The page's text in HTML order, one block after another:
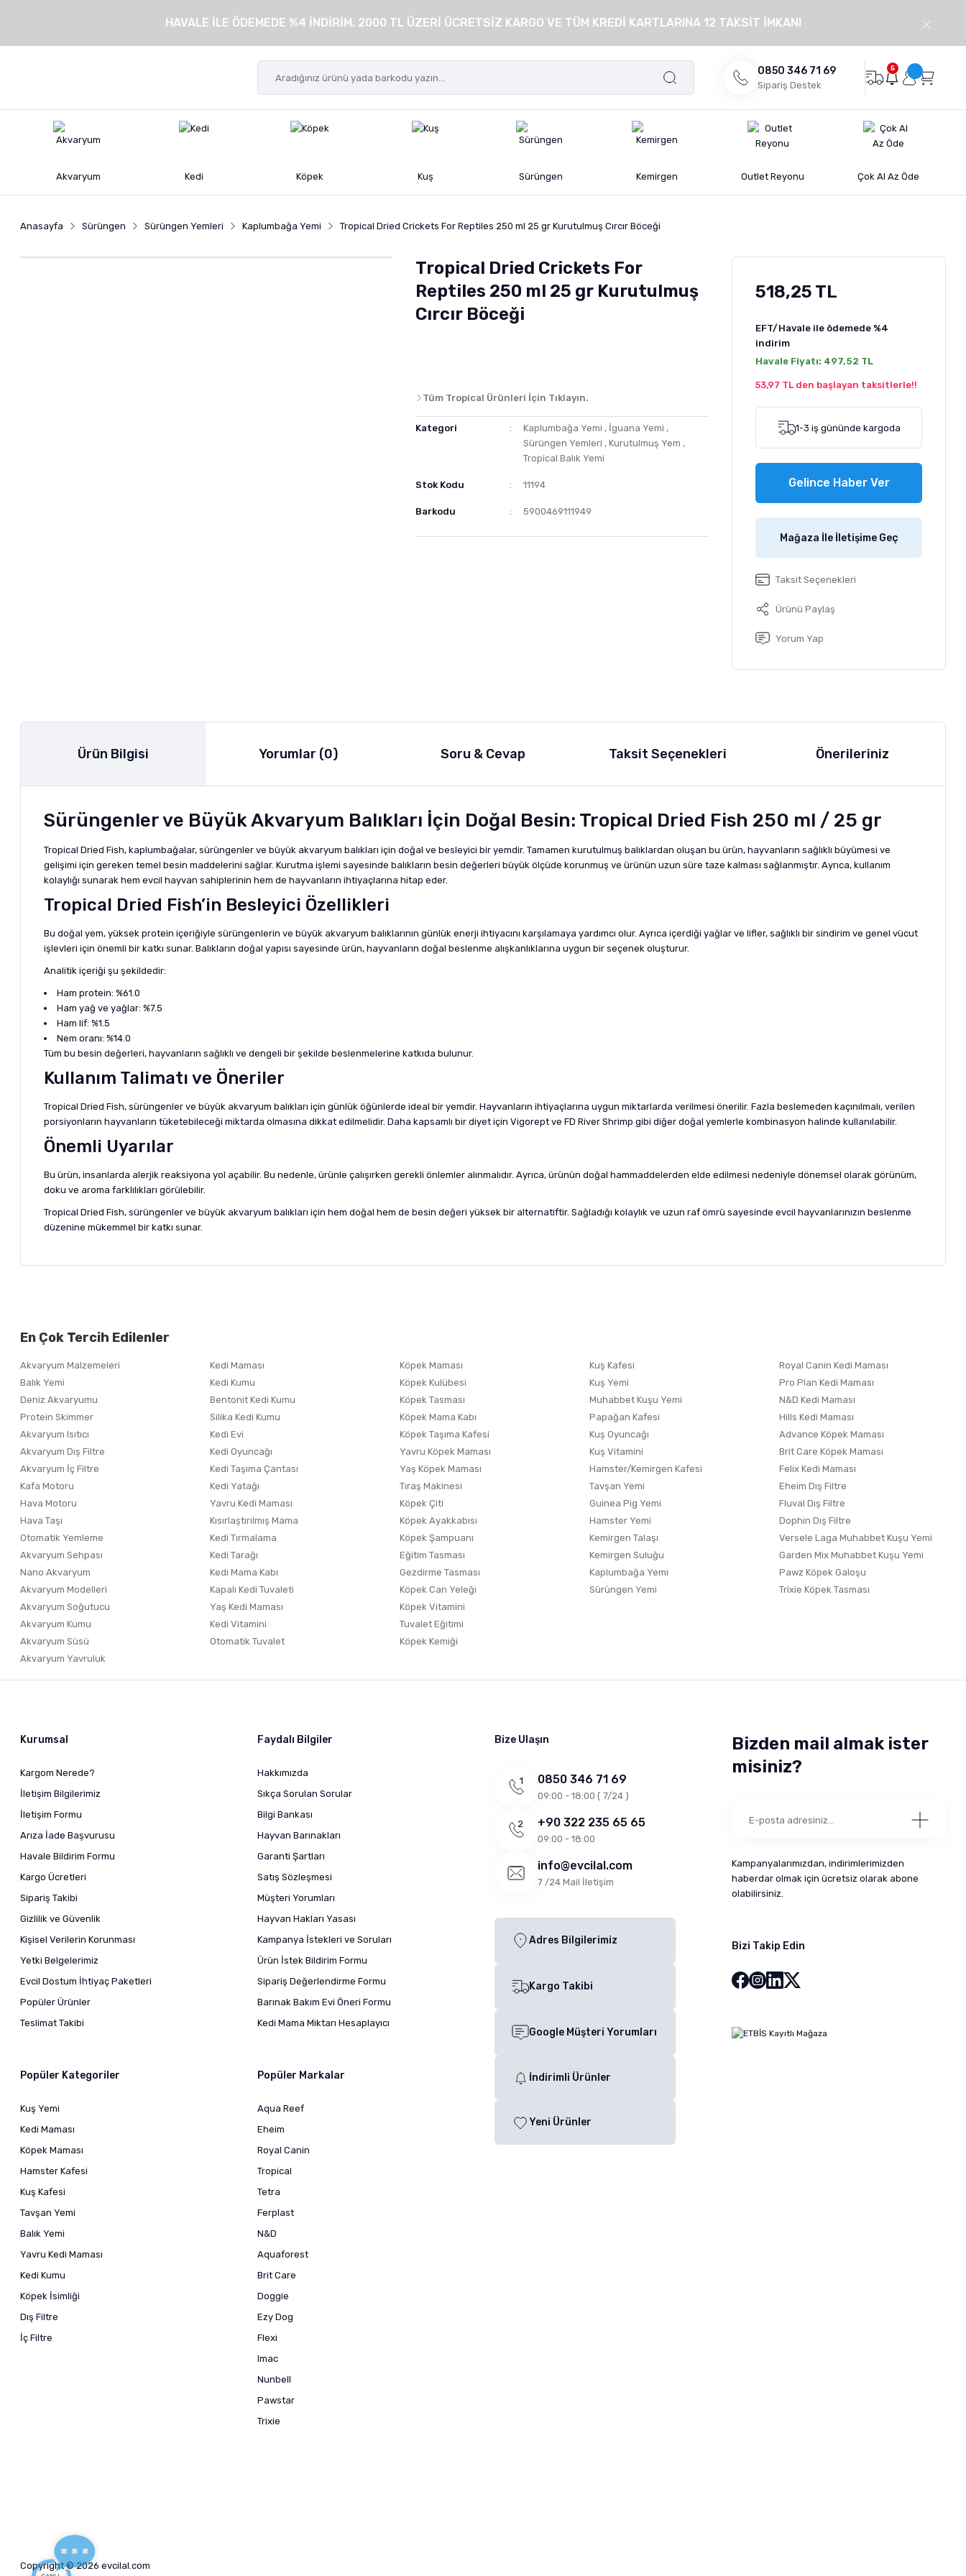
HAVALE İLE ÖDEMEDE %4 İNDİRİM, 2000 TL ÜZERİ ÜCRETSİZ KARGO VE TÜM KREDİ KARTLARINA 12 TAKSİT İMKANI
0850 346 71 69
Sipariş Destek
5
Akvaryum Kedi Köpek Kuş Sürüngen Kemirgen Outlet Reyonu Çok Al Az Öde
Anasayfa Sürüngen Sürüngen Yemleri Kaplumbağa Yemi Tropical Dried Crickets For Reptiles 250 ml 25 gr Kurutulmuş Cırcır Böceği
Tropical Dried Crickets For
Reptiles 250 ml 25 gr Kurutulmuş
Cırcır Böceği
Tüm Tropical Ürünleri İçin Tıklayın.
Kategori Kaplumbağa Yemi , İguana Yemi ,
Sürüngen Yemleri , Kurutulmuş Yem ,
Tropical Balık Yemi
Stok Kodu 11194
Barkodu 5900469111949
518,25 TL
EFT/Havale ile ödemede %4
indirim
Havale Fiyatı: 497,52 TL
53,97 TL den başlayan taksitlerle!!
1-3 iş gününde kargoda
Gelince Haber Ver
Mağaza İle İletişime Geç
Taksit Seçenekleri
Ürünü Paylaş
Yorum Yap
Ürün Bilgisi Yorumlar (0) Soru & Cevap Taksit Seçenekleri Önerileriniz
Sürüngenler ve Büyük Akvaryum Balıkları İçin Doğal Besin: Tropical Dried Fish 250 ml / 25 gr
Tropical Dried Fish, kaplumbağalar, sürüngenler ve büyük akvaryum balıkları için doğal ve besleyici bir yemdir. Tamamen kurutulmuş balıklardan oluşan bu ürün, hayvanların sağlıklı büyümesi ve
gelişimi için gereken temel besin maddelerini sağlar. Kurutma işlemi sayesinde balıkların besin değerleri büyük ölçüde korunmuş ve ürünün uzun süre taze kalması sağlanmıştır. Ayrıca, kullanım
kolaylığı sunarak hem evcil hayvan sahiplerinin hem de hayvanların ihtiyaçlarına hitap eder.
Tropical Dried Fish’in Besleyici Özellikleri
Bu doğal yem, yüksek protein içeriğiyle sürüngenlerin ve büyük akvaryum balıklarının günlük enerji ihtiyacını karşılamaya yardımcı olur. Ayrıca içerdiği yağlar ve lifler, sağlıklı bir sindirim ve genel vücut
işlevleri için önemli bir katkı sunar. Balıkların doğal yapısı sayesinde ürün, hayvanların doğal beslenme alışkanlıklarına uygun bir seçenek oluşturur.
Analitik içeriği şu şekildedir:
Ham protein: %61.0
Ham yağ ve yağlar: %7.5
Ham lif: %1.5
Nem oranı: %14.0
Tüm bu besin değerleri, hayvanların sağlıklı ve dengeli bir şekilde beslenmelerine katkıda bulunur.
Kullanım Talimatı ve Öneriler
Tropical Dried Fish, sürüngenler ve büyük akvaryum balıkları için günlük öğünlerde ideal bir yemdir. Hayvanların ihtiyaçlarına uygun miktarlarda verilmesi önerilir. Fazla beslemeden kaçınılmalı, verilen
porsiyonların hayvanların tüketebileceği miktarda olmasına dikkat edilmelidir. Daha kapsamlı bir diyet için Vigorept ve FD River Shrimp gibi diğer doğal yemlerle kombinasyon halinde kullanılabilir.
Önemli Uyarılar
Bu ürün, insanlarda alerjik reaksiyona yol açabilir. Bu nedenle, ürünle çalışırken gerekli önlemler alınmalıdır. Ayrıca, ürünün doğal hammaddelerden elde edilmesi nedeniyle dönemsel olarak görünüm,
doku ve aroma farklılıkları görülebilir.
Tropical Dried Fish, sürüngenler ve büyük akvaryum balıkları için hem doğal hem de besin değeri yüksek bir alternatiftir. Sağladığı kolaylık ve uzun raf ömrü sayesinde evcil hayvanlarınızın beslenme
düzenine mükemmel bir katkı sunar.
Ürünü Satın Al ve Yorumla
Ürün açıklamasında eksik bilgiler bulunuyor.
Ürün fiyatı diğer sitelerden daha pahalı.
Bu ürüne benzer farklı alternatifler olmalı.
Gönder
En Çok Tercih Edilenler
Akvaryum Malzemeleri
Balık Yemi
Deniz Akvaryumu
Protein Skimmer
Akvaryum Isıtıcı
Akvaryum Dış Filtre
Akvaryum İç Filtre
Kafa Motoru
Hava Motoru
Hava Taşı
Otomatik Yemleme
Akvaryum Sehpası
Nano Akvaryum
Akvaryum Modelleri
Akvaryum Soğutucu
Akvaryum Kumu
Akvaryum Süsü
Akvaryum Yavruluk
Kedi Maması
Kedi Kumu
Bentonit Kedi Kumu
Silika Kedi Kumu
Kedi Evi
Kedi Oyuncağı
Kedi Taşıma Çantası
Kedi Yatağı
Yavru Kedi Maması
Kısırlaştırılmış Mama
Kedi Tırmalama
Kedi Tarağı
Kedi Mama Kabı
Kapalı Kedi Tuvaleti
Yaş Kedi Maması
Kedi Vitamini
Otomatik Tuvalet
Köpek Maması
Köpek Kulübesi
Köpek Tasması
Köpek Mama Kabı
Köpek Taşıma Kafesi
Yavru Köpek Maması
Yaş Köpek Maması
Tıraş Makinesi
Köpek Çiti
Köpek Ayakkabısı
Köpek Şampuanı
Eğitim Tasması
Gezdirme Tasması
Köpek Can Yeleği
Köpek Vitamini
Tuvalet Eğitimi
Köpek Kemiği
Kuş Kafesi
Kuş Yemi
Muhabbet Kuşu Yemi
Papağan Kafesi
Kuş Oyuncağı
Kuş Vitamini
Hamster/Kemirgen Kafesi
Tavşan Yemi
Guinea Pig Yemi
Hamster Yemi
Kemirgen Talaşı
Kemirgen Suluğu
Kaplumbağa Yemi
Sürüngen Yemi
Royal Canin Kedi Maması
Pro Plan Kedi Maması
N&D Kedi Maması
Hills Kedi Maması
Advance Köpek Maması
Brit Care Köpek Maması
Felix Kedi Maması
Eheim Dış Filtre
Fluval Dış Filtre
Dophin Dış Filtre
Versele Laga Muhabbet Kuşu Yemi
Garden Mix Muhabbet Kuşu Yemi
Pawz Köpek Galoşu
Trixie Köpek Tasması
Kurumsal
Kargom Nerede?
İletişim Bilgilerimiz
İletişim Formu
Arıza İade Başvurusu
Havale Bildirim Formu
Kargo Ücretleri
Sipariş Takibi
Gizlilik ve Güvenlik
Kişisel Verilerin Korunması
Yetki Belgelerimiz
Evcil Dostum İhtiyaç Paketleri
Popüler Ürünler
Teslimat Takibi
Faydalı Bilgiler
Hakkımızda
Sıkça Sorulan Sorular
Bilgi Bankası
Hayvan Barınakları
Garanti Şartları
Satış Sözleşmesi
Müşteri Yorumları
Hayvan Hakları Yasası
Kampanya İstekleri ve Soruları
Ürün İstek Bildirim Formu
Sipariş Değerlendirme Formu
Barınak Bakım Evi Öneri Formu
Kedi Mama Miktarı Hesaplayıcı
Popüler Kategoriler
Kuş Yemi
Kedi Maması
Köpek Maması
Hamster Kafesi
Kuş Kafesi
Tavşan Yemi
Balık Yemi
Yavru Kedi Maması
Kedi Kumu
Köpek İsimliği
Dış Filtre
İç Filtre
Popüler Markalar
Aqua Reef
Eheim
Royal Canin
Tropical
Tetra
Ferplast
N&D
Aquaforest
Brit Care
Doggie
Ezy Dog
Flexi
Imac
Nunbell
Pawstar
Trixie
Bize Ulaşın
0850 346 71 69
09:00 - 18:00 ( 7/24 )
+90 322 235 65 65
09:00 - 18:00
info@evcilal.com
7 /24 Mail İletişim
Adres Bilgilerimiz
Kargo Takibi
Google Müşteri Yorumları
İndirimli Ürünler
Yeni Ürünler
Bizden mail almak ister
misiniz?
Kampanyalarımızdan, indirimlerimizden
haberdar olmak için ücretsiz olarak abone
olabilirsiniz.
Bizi Takip Edin
Copyright © 2026 evcilal.com